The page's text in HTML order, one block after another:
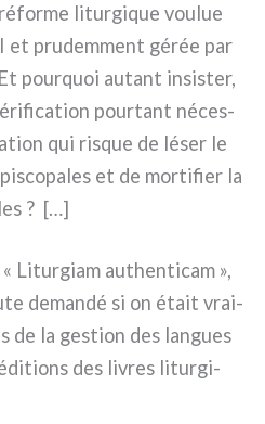
litur­gi­que vou­lue
et pru­dem­ment gérée par
pour­quoi autant insi­ster,
pour­tant néces­
qui risque de léser le
et de mor­ti­fier la
? […]
Liturgiam authen­ti­cam »,
deman­dé si on était vrai­
de la gestion des lan­gues
des livres litur­gi­